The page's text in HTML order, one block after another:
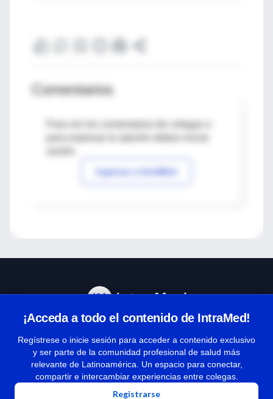
Comentarios
Para ver los comentarios de colegas o
Ingresar a IntraMed
¡Acceda a todo el contenido de IntraMed!
Regístrese o inicie sesión para acceder a contenido exclusivo
y ser parte de la comunidad profesional de salud más
relevante de Latinoamérica. Un espacio para conectar,
compartir e intercambiar experiencias entre colegas.
Registrarse
Términos y condiciones
| Políticas de privacidad
| Todos los derechos reservados | Copyright 1997-2026